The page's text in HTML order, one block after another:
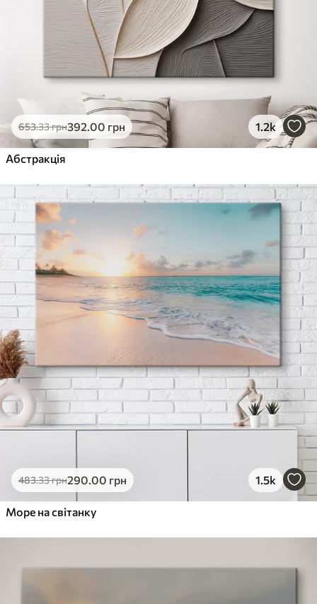
653.33грн392.00 грн 1.2k
Абстракція
483.33грн290.00 грн 1.5k
Море на світанку